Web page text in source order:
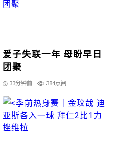
爱子失联一年 母盼早日
团聚
33分钟前 384点阅